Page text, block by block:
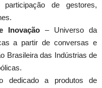
de gestores,
Inovação – Universo da
a partir de conversas e
Brasileira das Indústrias de
dedicado a produtos de